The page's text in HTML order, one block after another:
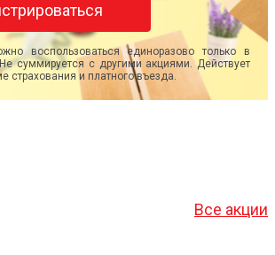
воспользоваться единоразово только в
суммируется с другими акциями. Действует
страхования и платного въезда.
Все акции